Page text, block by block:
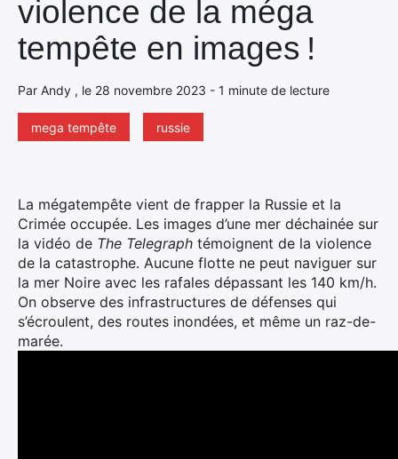
violence de la méga
tempête en images !
Par Andy , le 28 novembre 2023 - 1 minute de lecture
mega tempête russie
La mégatempête vient de frapper la Russie et la
Crimée occupée. Les images d’une mer déchainée sur
la vidéo de The Telegraph témoignent de la violence
de la catastrophe. Aucune flotte ne peut naviguer sur
la mer Noire avec les rafales dépassant les 140 km/h.
On observe des infrastructures de défenses qui
s’écroulent, des routes inondées, et même un raz-de-
marée.